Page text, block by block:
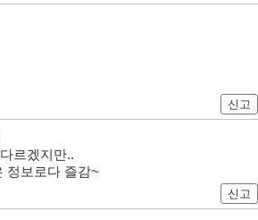
신고
르겠지만..
정보로다 즐감~
신고